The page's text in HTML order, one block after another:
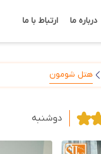
درباره ما ارتباط با ما
هتل شومون
دوشنبه